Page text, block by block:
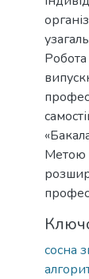
Метою
сосна